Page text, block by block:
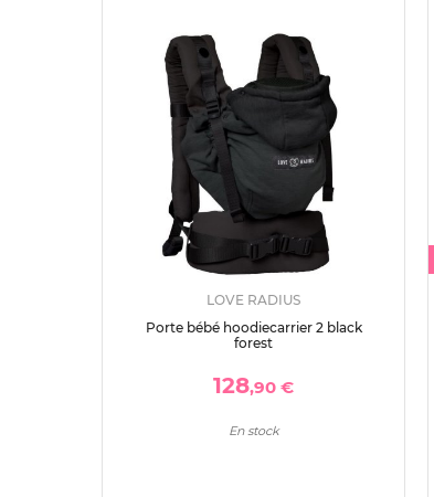
LOVE RADIUS
Porte bébé hoodiecarrier 2 black
forest
128,90 €
En stock